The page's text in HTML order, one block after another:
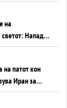
на
Нападот
енергетски
на патот кон
Иран за